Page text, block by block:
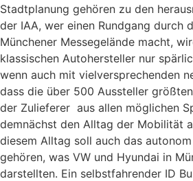
Stadtplanung gehören zu den
der IAA, wer einen Rundgang durch
Münchener Messegelände macht,
klassischen Autohersteller nur
wenn auch mit vielversprechenden
dass die über 500 Aussteller
der Zulieferer aus allen möglichen
demnächst den Alltag der Mobilität
diesem Alltag soll auch das
gehören, was VW und Hyundai in
darstellten. Ein selbstfahrender ID